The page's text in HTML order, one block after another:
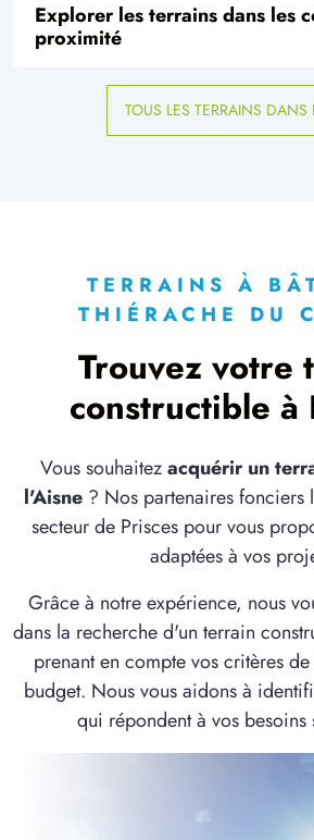
Laigny(02140)
Le Hérie-la-Viéville(02120)
Pierrepont(02350)
Explorer les terrains dans les
proximité
TOUS LES TERRAINS DANS
TERRAINS À
THIÉRACHE DU
Trouvez votre
constructible à
Vous souhaitezacquérir un
l'Aisne ? Nos partenaires fonciers
secteur de Prisces pour vous
adaptées à vos
Grâce à notre expérience, nous
dans la recherche d'un terrain
prenant en compte vos critères
budget. Nous vous aidons à
qui répondent à vos besoins